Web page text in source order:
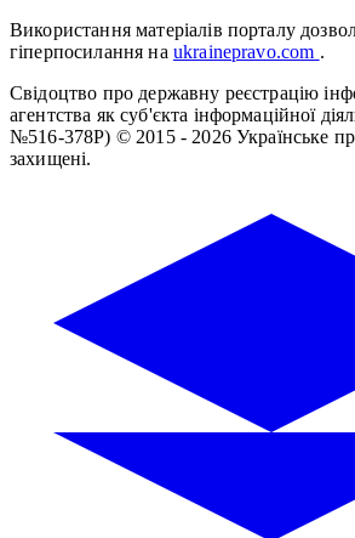
Використання матеріалів порталу
гіперпосилання на ukrainepravo.com .
Свідоцтво про державну реєстрацію
агентства як суб'єкта інформаційної
№516-378Р) © 2015 - 2026 Українське
захищені.